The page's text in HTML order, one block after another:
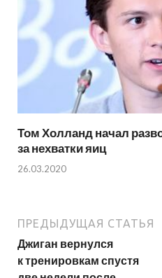
Том Холланд начал
за нехватки яиц
26.03.2020
ПРЕДЫДУЩАЯ СТАТЬЯ
Джиган вернулся
к тренировкам спустя